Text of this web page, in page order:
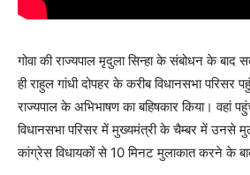
गोवा की राज्यपाल मृदुला सिन्हा के संबोधन के बाद
ही राहुल गांधी दोपहर के करीब विधानसभा
राज्यपाल के अभिभाषण का बहिषकार किया। वहां
विधानसभा परिसर में मुख्यमंत्री के चैम्बर में उनसे
कांग्रेस विधायकों से 10 मिनट मुलाकात करने के